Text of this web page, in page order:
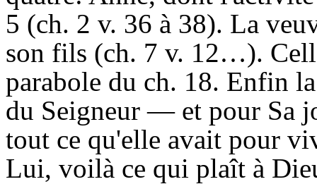
5 (ch. 2 v. 36 à 38). La
son fils (ch. 7 v. 12…).
parabole du ch. 18. Enfin
du Seigneur — et pour Sa
tout ce qu'elle avait pour
Lui, voilà ce qui plaît à